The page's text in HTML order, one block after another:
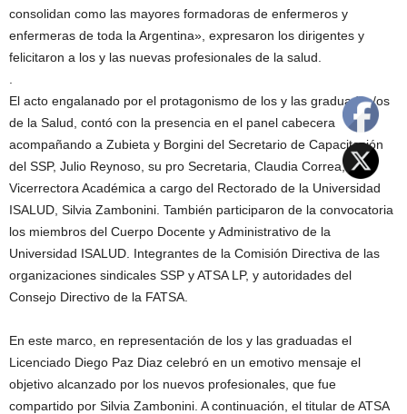
consolidan como las mayores formadoras de enfermeros y
enfermeras de toda la Argentina», expresaron los dirigentes y
felicitaron a los y las nuevas profesionales de la salud.
El acto engalanado por el protagonismo de los y las graduadas/os
de la Salud, contó con la presencia en el panel cabecera
acompañando a Zubieta y Borgini del Secretario de Capacitación
del SSP, Julio Reynoso, su pro Secretaria, Claudia Correa, y la
Vicerrectora Académica a cargo del Rectorado de la Universidad
ISALUD, Silvia Zambonini. También participaron de la convocatoria
los miembros del Cuerpo Docente y Administrativo de la
Universidad ISALUD. Integrantes de la Comisión Directiva de las
organizaciones sindicales SSP y ATSA LP, y autoridades del
Consejo Directivo de la FATSA.
En este marco, en representación de los y las graduadas el
Licenciado Diego Paz Diaz celebró en un emotivo mensaje el
objetivo alcanzado por los nuevos profesionales, que fue
compartido por Silvia Zambonini. A continuación, el titular de ATSA